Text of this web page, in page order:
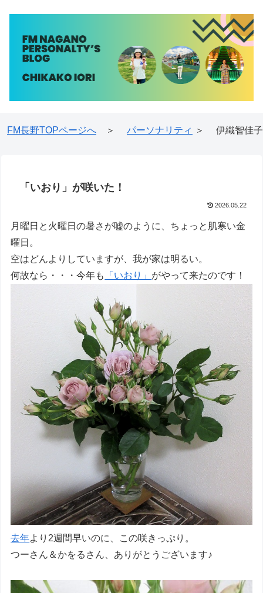
FM長野TOPページへ ＞ パーソナリティ ＞ 伊織智佳子
「いおり」が咲いた！
2026.05.22
月曜日と火曜日の暑さが嘘のように、ちょっと肌寒い金
曜日。
空はどんよりしていますが、我が家は明るい。
何故なら・・・今年も
「いおり」 がやって来たのです！
去年より2週間早いのに、この咲きっぷり。
つーさん＆かをるさん、ありがとうございます♪